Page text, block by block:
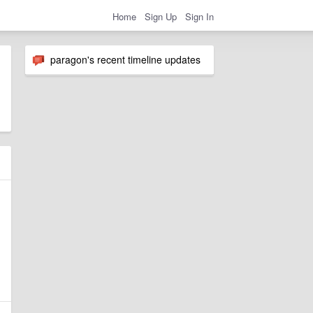
Home Sign Up Sign In
paragon's recent timeline updates